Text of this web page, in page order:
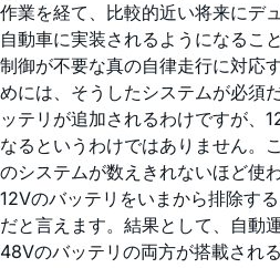
作業を経て、比較的近い将来にデ
自動車に実装されるようになるこ
制御が不要な真の自律走行に対応
めには、そうしたシステムが必須
ッテリが追加されるわけですが、
なるというわけではありません。
のシステムが数えきれないほど使
12Vのバッテリをいまから排除す
だと言えます。結果として、自動
48Vのバッテリの両方が搭載され